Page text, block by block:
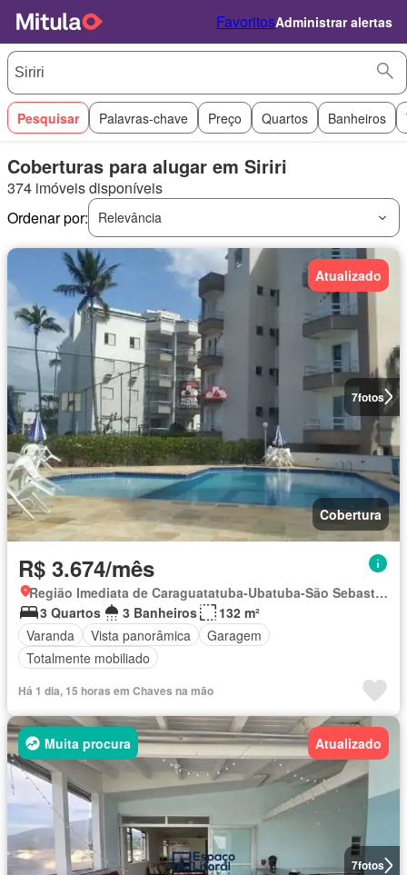
FavoritosAdministrar alertas
Pesquisar Palavras-chave Preço Quartos Banheiros
Coberturas para alugar em Siriri
374 imóveis disponíveis
Ordenar por:
Relevância
7fotos
Atualizado
Cobertura
R$ 3.674/mês
Região Imediata de Caraguatatuba-Ubatuba-São Sebastião, Região Metropolitana do Vale do Paraíba e Litoral Norte
3 Quartos
3 Banheiros
132 m²
Varanda
Vista panorâmica
Garagem
Totalmente mobiliado
Há 1 dia, 15 horas em Chaves na mão
7fotos
Muita procura Atualizado